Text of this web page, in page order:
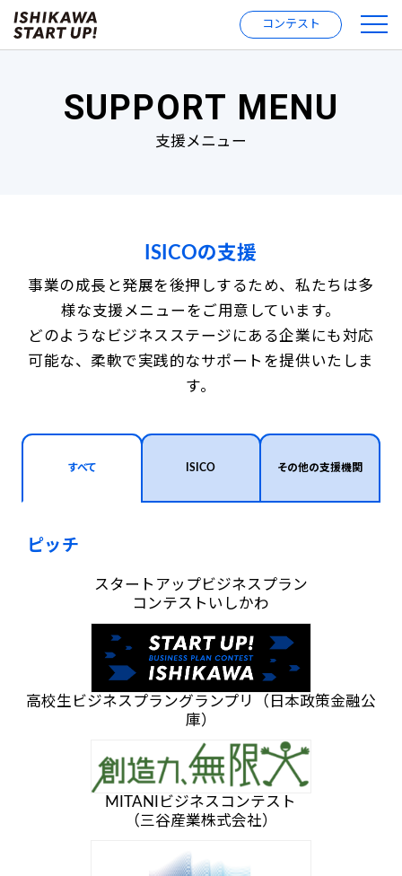
コンテスト
SUPPORT MENU
支援メニュー
ISICOの支援
事業の成長と発展を後押しするため、私たちは多
様な支援メニューをご用意しています。
どのようなビジネスステージにある企業にも対応
可能な、柔軟で実践的なサポートを提供いたしま
す。
すべて ISICO その他の支援機関
ピッチ
スタートアップビジネスプラン
コンテストいしかわ
高校生ビジネスプラングランプリ（日本政策金融公
庫）
MITANIビジネスコンテスト
（三谷産業株式会社）